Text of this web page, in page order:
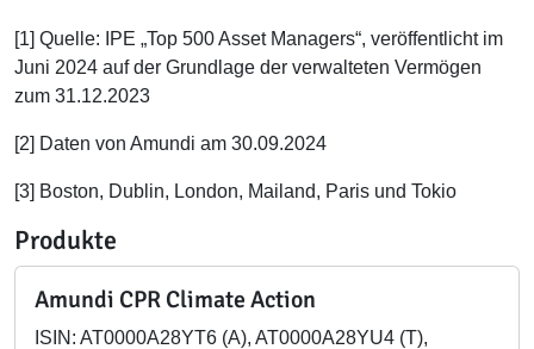
[1] Quelle: IPE „Top 500 Asset Managers“, veröffentlicht im
Juni 2024 auf der Grundlage der verwalteten Vermögen
zum 31.12.2023
[2] Daten von Amundi am 30.09.2024
[3] Boston, Dublin, London, Mailand, Paris und Tokio
Produkte
Amundi CPR Climate Action
ISIN: AT0000A28YT6 (A), AT0000A28YU4 (T),